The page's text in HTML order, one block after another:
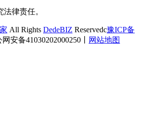
律责任。
All Rights DedeBIZ Reservedc豫ICP备
安备41030202000250 网站地图